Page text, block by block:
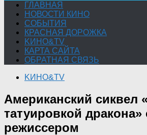
ГЛАВНАЯ
НОВОСТИ КИНО
СОБЫТИЯ
КРАСНАЯ ДОРОЖКА
KИНО&TV
КАРТА САЙТА
ОБРАТНАЯ СВЯЗЬ
KИНО&TV
Американский сиквел
татуировкой дракона»
режиссером